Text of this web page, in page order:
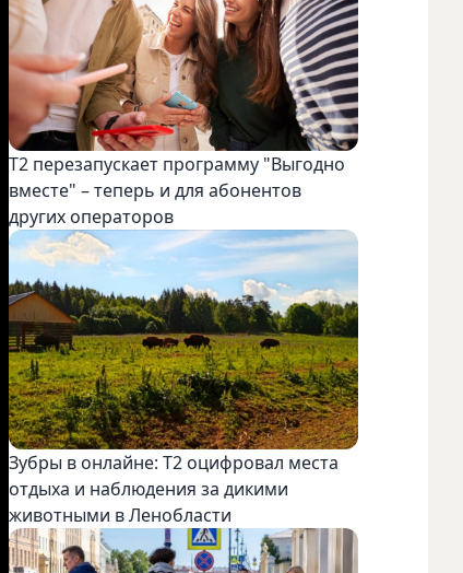
Фото соцсети театра "Суббота"
Т2 перезапускает программу "Выгодно
вместе" – теперь и для абонентов
других операторов
Зубры в онлайне: Т2 оцифровал места
отдыха и наблюдения за дикими
животными в Ленобласти